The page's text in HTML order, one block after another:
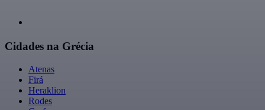
Cidades na Grécia
Atenas
Firá
Heraklion
Rodes